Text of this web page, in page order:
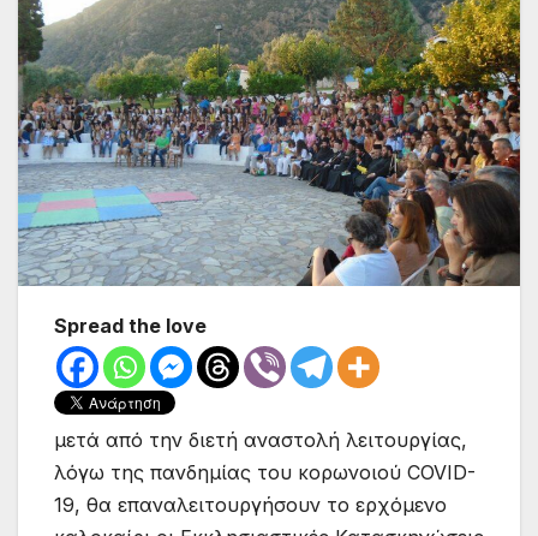
Spread the love
μετά από την διετή αναστολή λειτουργίας,
λόγω της πανδημίας του κορωνοιού COVID-
19, θα επαναλειτουργήσουν το ερχόμενο